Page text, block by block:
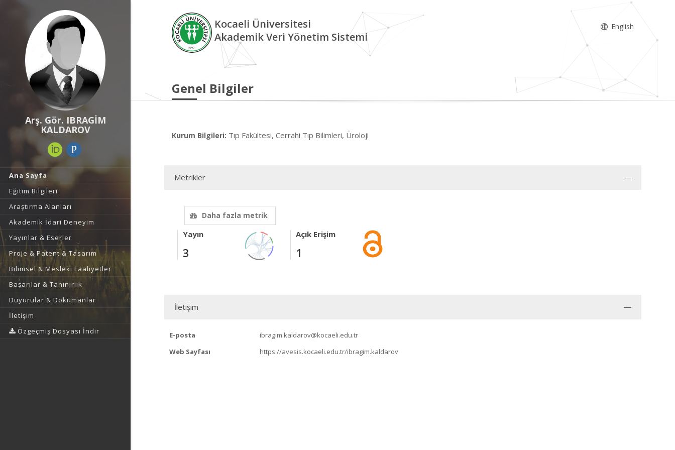
Arş. Gör. IBRAGİM
KALDAROV
Ana Sayfa
Eğitim Bilgileri
Araştırma Alanları
Akademik İdari Deneyim
Yayınlar & Eserler
Proje & Patent & Tasarım
Bilimsel & Mesleki Faaliyetler
Başarılar & Tanınırlık
Duyurular & Dokümanlar
İletişim
Özgeçmiş Dosyası İndir
Kocaeli Üniversitesi
Akademik Veri Yönetim Sistemi
English
Genel Bilgiler
Kurum Bilgileri: Tıp Fakültesi, Cerrahi Tıp Bilimleri, Üroloji
Metrikler
Daha fazla metrik
Yayın
3
Açık Erişim
1
İletişim
E-posta
ibragim.kaldarov@kocaeli.edu.tr
Web Sayfası
https://avesis.kocaeli.edu.tr/ibragim.kaldarov